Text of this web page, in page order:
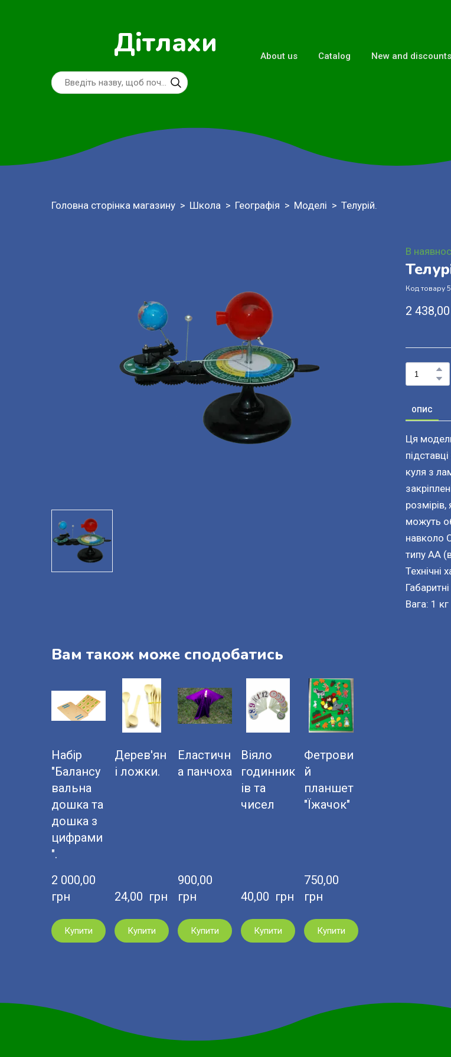
Дітлахи About us Catalog New and discounts
Головна сторінка магазину Школа Географія Моделі Телурій.
В
Код товару
2
ОПИС
Ця
куля з
можуть
навколо
типу АА
Технічні
Вага: 1 кг
Вам також може сподобатись
Набір
"Балансу
вальна
дошка та
дошка з
цифрами
".
2 000,00
грн
Купити
Дерев'ян
і ложки.
24,00  грн
Купити
Еластичн
а панчоха
900,00
грн
Купити
Віяло
годинник
ів та
чисел
40,00  грн
Купити
Фетрови
й
планшет
"Їжачок"
750,00
грн
Купити